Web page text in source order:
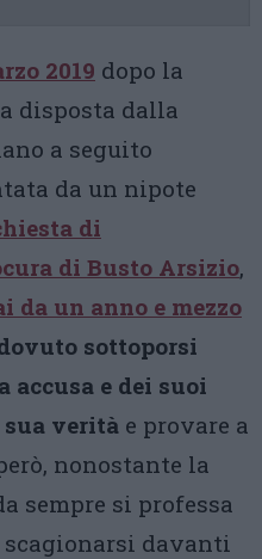
2019 dopo la
disposta dalla
a seguito
da un nipote
di
di Busto Arsizio,
da un anno e mezzo
sottoporsi
accusa e dei suoi
sua verità e provare a
nonostante la
sempre si professa
davanti